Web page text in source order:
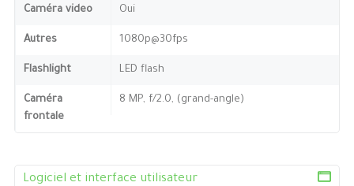
Caméra video Oui
Autres 1080p@30fps
Flashlight LED flash
Caméra
frontale
8 MP, f/2.0, (grand-angle)
Logiciel et interface utilisateur